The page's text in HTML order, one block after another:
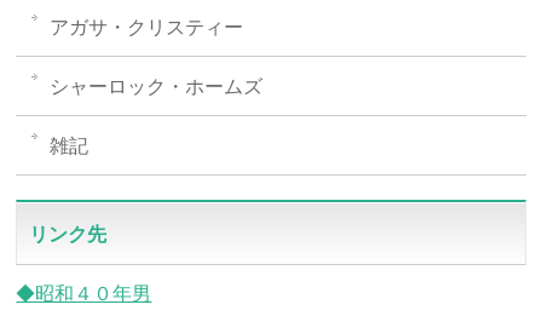
アガサ・クリスティー
シャーロック・ホームズ
雑記
リンク先
◆昭和４０年男